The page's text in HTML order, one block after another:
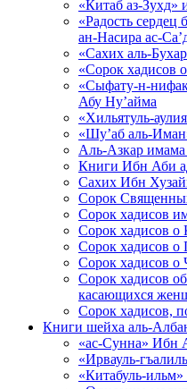
«Китаб аз-
«Радость сердец
ан-Насира ас-
«Сахих аль-
«Сорок хадисов
«Сыфату-н-
Абу Ну’айма
«Хильятуль-
«Шу’аб аль-
Аль-Азкар
Книги Ибн Аби
Сахих Ибн
Сорок
Сорок хадисов
Сорок хадисов о
Сорок хадисов о
Сорок хадисов о
Сорок хадисов
касающихся
Сорок хадисов,
Книги шейха аль-
«ас-Сунна» Ибн
«Ирвауль-
«Китабуль-